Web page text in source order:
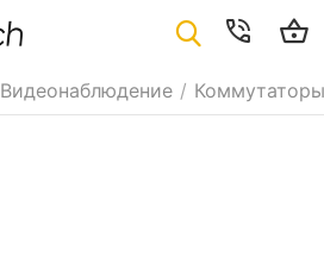
Видеонаблюдение /